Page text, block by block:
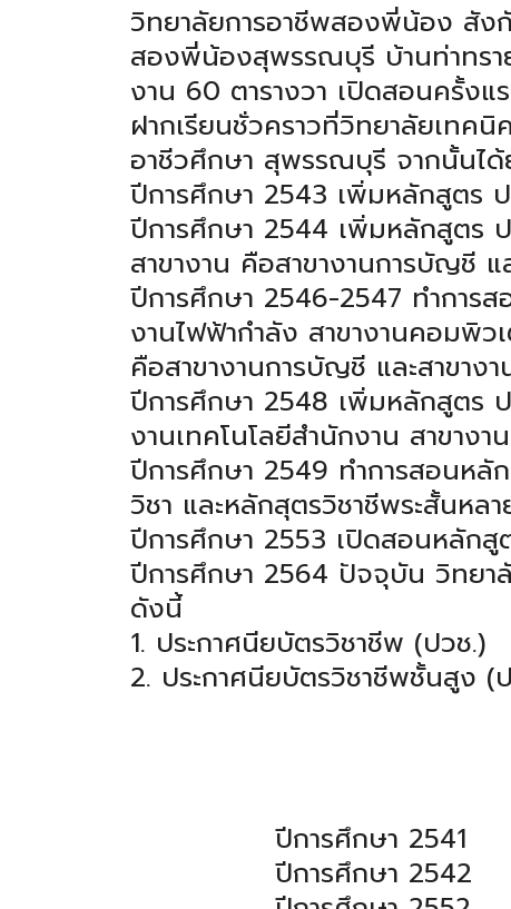
วิทยาลัยการอาชีพสองพี่น้อง สัง
สองพี่น้องสุพรรณบุรี บ้านท่าทร
งาน 60 ตารางวา เปิดสอนครั้งแ
ฝากเรียนชั่วคราวที่วิทยาลัยเทค
อาชีวศึกษา สุพรรณบุรี จากนั้นไ
ปีการศึกษา 2543 เพิ่มหลักสูตร ป
ปีการศึกษา 2544 เพิ่มหลักสูตร
สาขางาน คือสาขางานการบัญชี
ปีการศึกษา 2546-2547 ทำการ
งานไฟฟ้ากำลัง สาขางานคอมพิว
คือสาขางานการบัญชี และสาขาง
ปีการศึกษา 2548 เพิ่มหลักสูตร
งานเทคโนโลยีสำนักงาน สาขาง
ปีการศึกษา 2549 ทำการสอนหลั
วิชา และหลักสุตรวิชาชีพระสั้นหลา
ปีการศึกษา 2553 เปิดสอนหลักสู
ปีการศึกษา 2564 ปัจจุบัน วิทยา
ดังนี้
1. ประกาศนียบัตรวิชาชีพ (ปวช.)
2. ประกาศนียบัตรวิชาชีพชั้นสูง (
ปีการศึกษา 2541
ปีการศึกษา 2542